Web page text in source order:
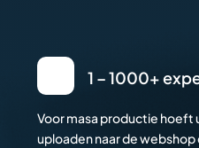
1 – 1000+
Voor masa productie hoeft
uploaden naar de